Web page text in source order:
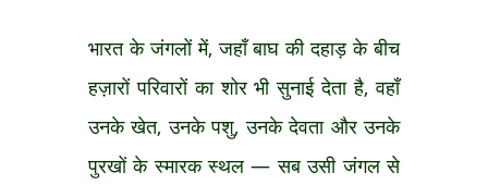
भारत के जंगलों में, जहाँ बाघ की दहाड़ के बीच
हज़ारों परिवारों का शोर भी सुनाई देता है, वहाँ
उनके खेत, उनके पशु, उनके देवता और उनके
पुरखों के स्मारक स्थल — सब उसी जंगल से